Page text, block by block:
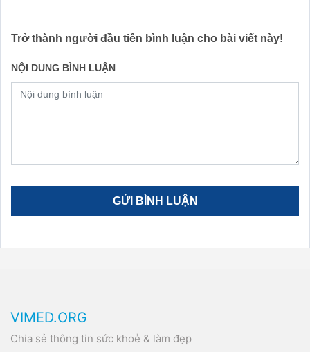
Trở thành người đầu tiên bình luận cho bài viết này!
NỘI DUNG BÌNH LUẬN
VIMED.ORG
Chia sẻ thông tin sức khoẻ & làm đẹp